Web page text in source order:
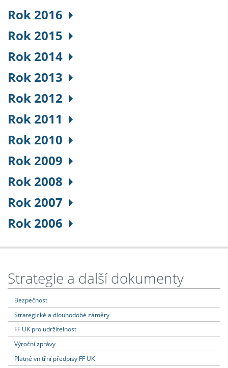
Rok 2016
Rok 2015
Rok 2014
Rok 2013
Rok 2012
Rok 2011
Rok 2010
Rok 2009
Rok 2008
Rok 2007
Rok 2006
Strategie a další dokumenty
Bezpečnost
Strategické a dlouhodobé záměry
FF UK pro udržitelnost
Výroční zprávy
Platné vnitřní předpisy FF UK